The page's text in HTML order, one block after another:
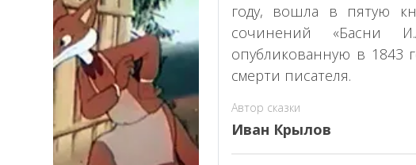
году, вошла в пятую
сочинений «Басни
опубликованную в 1843
смерти писателя.
Автор сказки
Иван Крылов